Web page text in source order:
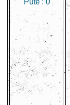
Pute :0